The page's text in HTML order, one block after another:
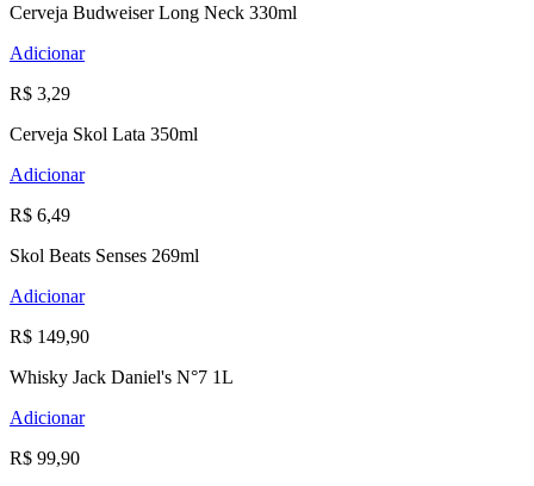
Cerveja Budweiser Long Neck 330ml
Adicionar
R$ 3,29
Cerveja Skol Lata 350ml
Adicionar
R$ 6,49
Skol Beats Senses 269ml
Adicionar
R$ 149,90
Whisky Jack Daniel's N°7 1L
Adicionar
R$ 99,90